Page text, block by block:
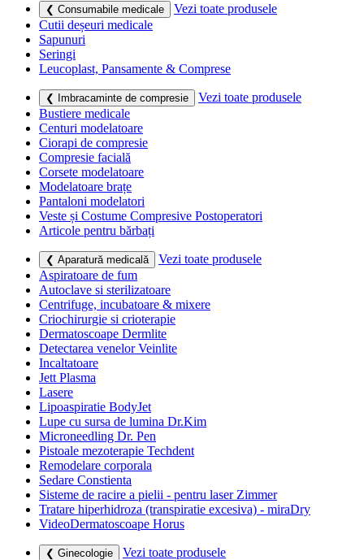
❮ Consumabile medicale
Vezi toate produsele
Cutii deșeuri medicale
Sapunuri
Seringi
Leucoplast, Pansamente & Comprese
❮ Imbracaminte de compresie
Vezi toate produsele
Bustiere medicale
Centuri modelatoare
Ciorapi de compresie
Compresie facială
Corsete modelatoare
Modelatoare brațe
Pantaloni modelatori
Veste și Costume Compresive Postoperatori
Articole pentru bărbați
❮ Aparatură medicală
Vezi toate produsele
Aspiratoare de fum
Autoclave si sterilizatoare
Centrifuge, incubatoare & mixere
Criochirurgie si crioterapie
Dermatoscoape Dermlite
Detectarea venelor Veinlite
Incaltatoare
Jett Plasma
Lasere
Lipoaspiratie BodyJet
Lupe cu sursa de lumina Dr.Kim
Microneedling Dr. Pen
Pistoale mezoterapie Techdent
Remodelare corporala
Sedare Constienta
Sisteme de racire a pielii - pentru laser Zimmer
Tratare hiperhidroza (transpiratie excesiva) - miraDry
VideoDermatoscoape Horus
❮ Ginecologie
Vezi toate produsele